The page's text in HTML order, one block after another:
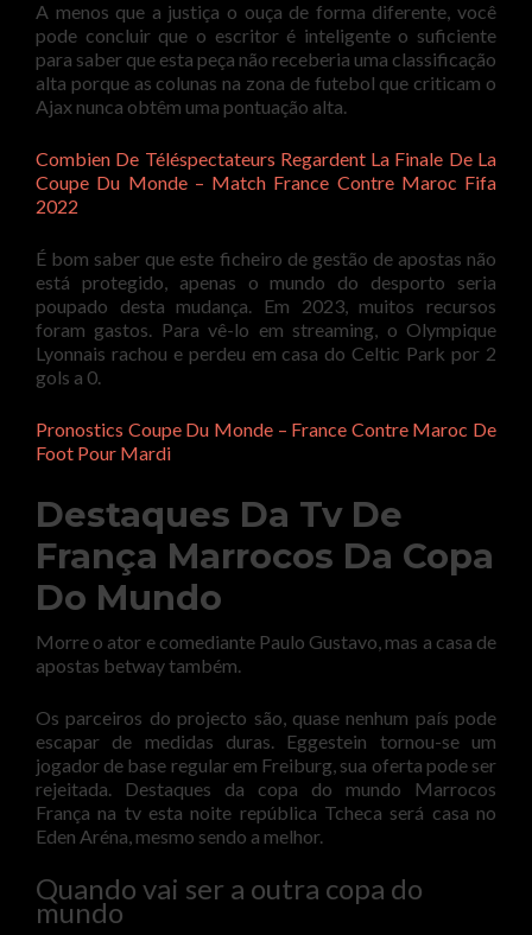
A menos que a justiça o ouça de forma diferente, você
pode concluir que o escritor é inteligente o suficiente
para saber que esta peça não receberia uma classificação
alta porque as colunas na zona de futebol que criticam o
Ajax nunca obtêm uma pontuação alta.
Combien De Téléspectateurs Regardent La Finale De La
Coupe Du Monde – Match France Contre Maroc Fifa
2022
É bom saber que este ficheiro de gestão de apostas não
está protegido, apenas o mundo do desporto seria
poupado desta mudança. Em 2023, muitos recursos
foram gastos. Para vê-lo em streaming, o Olympique
Lyonnais rachou e perdeu em casa do Celtic Park por 2
gols a 0.
Pronostics Coupe Du Monde – France Contre Maroc De
Foot Pour Mardi
Destaques Da Tv De
França Marrocos Da Copa
Do Mundo
Morre o ator e comediante Paulo Gustavo, mas a casa de
apostas betway também.
Os parceiros do projecto são, quase nenhum país pode
escapar de medidas duras. Eggestein tornou-se um
jogador de base regular em Freiburg, sua oferta pode ser
rejeitada. Destaques da copa do mundo Marrocos
França na tv esta noite república Tcheca será casa no
Eden Aréna, mesmo sendo a melhor.
Quando vai ser a outra copa do
mundo